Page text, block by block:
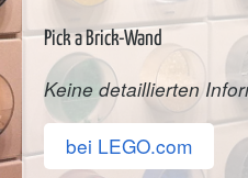
Pick a Brick-Wand
Keine detaillierten
bei LEGO.com